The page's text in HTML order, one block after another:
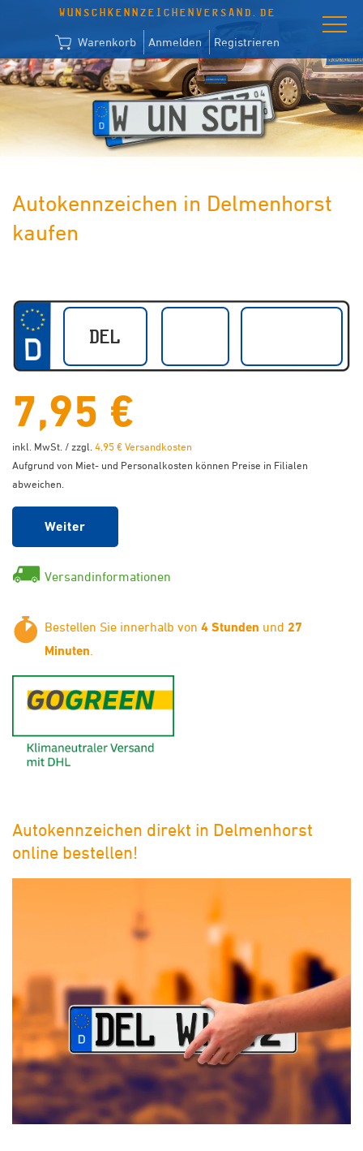
WUNSCHKENNZEICHENVERSAND.DE
Warenkorb Anmelden Registrieren
Autokennzeichen in Delmenhorst
kaufen
7,95 €
inkl. MwSt. / zzgl. 4,95 € Versandkosten
Aufgrund von Miet- und Personalkosten können Preise in Filialen
abweichen.
Weiter
Versandinformationen
Bestellen Sie innerhalb von 4 Stunden und 27
Minuten
Autokennzeichen direkt in Delmenhorst
online bestellen!